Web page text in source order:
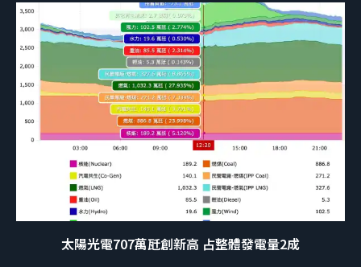
太陽光電707萬瓩創新高 占整體發電量2成